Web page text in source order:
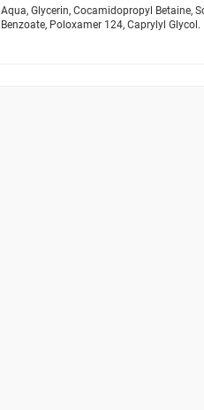
Aqua, Glycerin, Cocamidopropyl Betaine,
Benzoate, Poloxamer 124, Caprylyl Glycol.